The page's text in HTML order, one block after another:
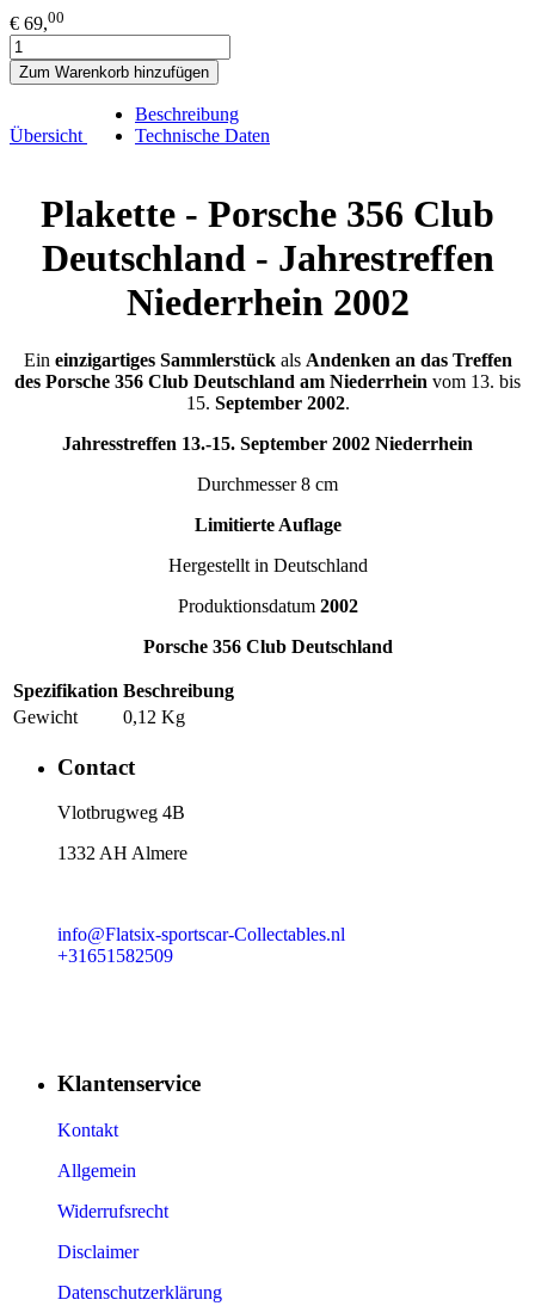
€ 69,00
Zum Warenkorb hinzufügen
Übersicht
Beschreibung
Technische Daten
Plakette - Porsche 356 Club
Deutschland - Jahrestreffen
Niederrhein 2002
Ein einzigartiges Sammlerstück als Andenken an das Treffen
des Porsche 356 Club Deutschland am Niederrhein vom 13. bis
15. September 2002.
Jahresstreffen 13.-15. September 2002 Niederrhein
Durchmesser 8 cm
Limitierte Auflage
Hergestellt in Deutschland
Produktionsdatum 2002
Porsche 356 Club Deutschland
Spezifikation Beschreibung
Gewicht
0,12 Kg
Contact
​Vlotbrugweg 4B
1332 AH Almere
info@Flatsix-sportscar-Collectables.nl
+31651582509
Klantenservice
Kontakt
Allgemein
Widerrufsrecht
Disclaimer
Datenschutzerklärung